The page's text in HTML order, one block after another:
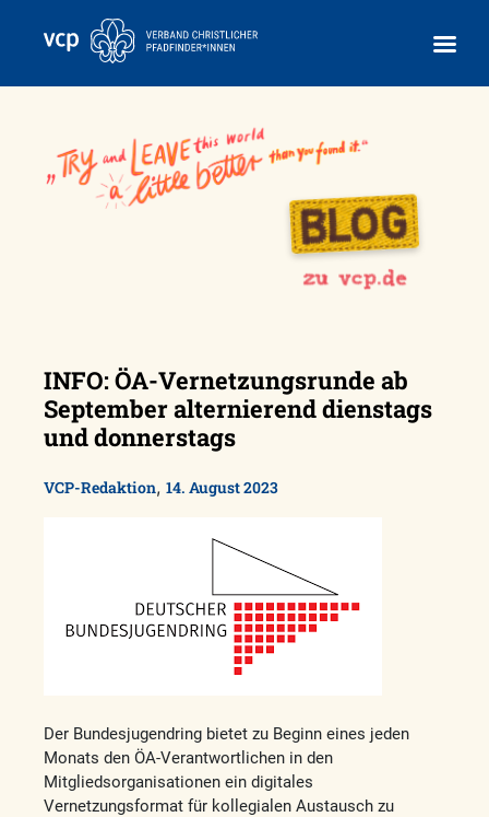
INFO: ÖA-Vernetzungsrunde ab
September alternierend dienstags
und donnerstags
VCP-Redaktion, 14. August 2023
Der Bundesjugendring bietet zu Beginn eines jeden
Monats den ÖA-Verantwortlichen in den
Mitgliedsorganisationen ein digitales
Vernetzungsformat für kollegialen Austausch zu